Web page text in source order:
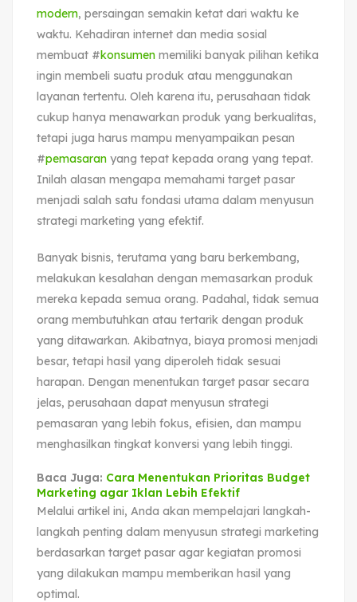
modern, persaingan semakin ketat dari waktu ke
waktu. Kehadiran internet dan media sosial
membuat #konsumen memiliki banyak pilihan ketika
ingin membeli suatu produk atau menggunakan
layanan tertentu. Oleh karena itu, perusahaan tidak
cukup hanya menawarkan produk yang berkualitas,
tetapi juga harus mampu menyampaikan pesan
#pemasaran yang tepat kepada orang yang tepat.
Inilah alasan mengapa memahami target pasar
menjadi salah satu fondasi utama dalam menyusun
strategi marketing yang efektif.
Banyak bisnis, terutama yang baru berkembang,
melakukan kesalahan dengan memasarkan produk
mereka kepada semua orang. Padahal, tidak semua
orang membutuhkan atau tertarik dengan produk
yang ditawarkan. Akibatnya, biaya promosi menjadi
besar, tetapi hasil yang diperoleh tidak sesuai
harapan. Dengan menentukan target pasar secara
jelas, perusahaan dapat menyusun strategi
pemasaran yang lebih fokus, efisien, dan mampu
menghasilkan tingkat konversi yang lebih tinggi.
Baca Juga: Cara Menentukan Prioritas Budget
Marketing agar Iklan Lebih Efektif
Melalui artikel ini, Anda akan mempelajari langkah-
langkah penting dalam menyusun strategi marketing
berdasarkan target pasar agar kegiatan promosi
yang dilakukan mampu memberikan hasil yang
optimal.